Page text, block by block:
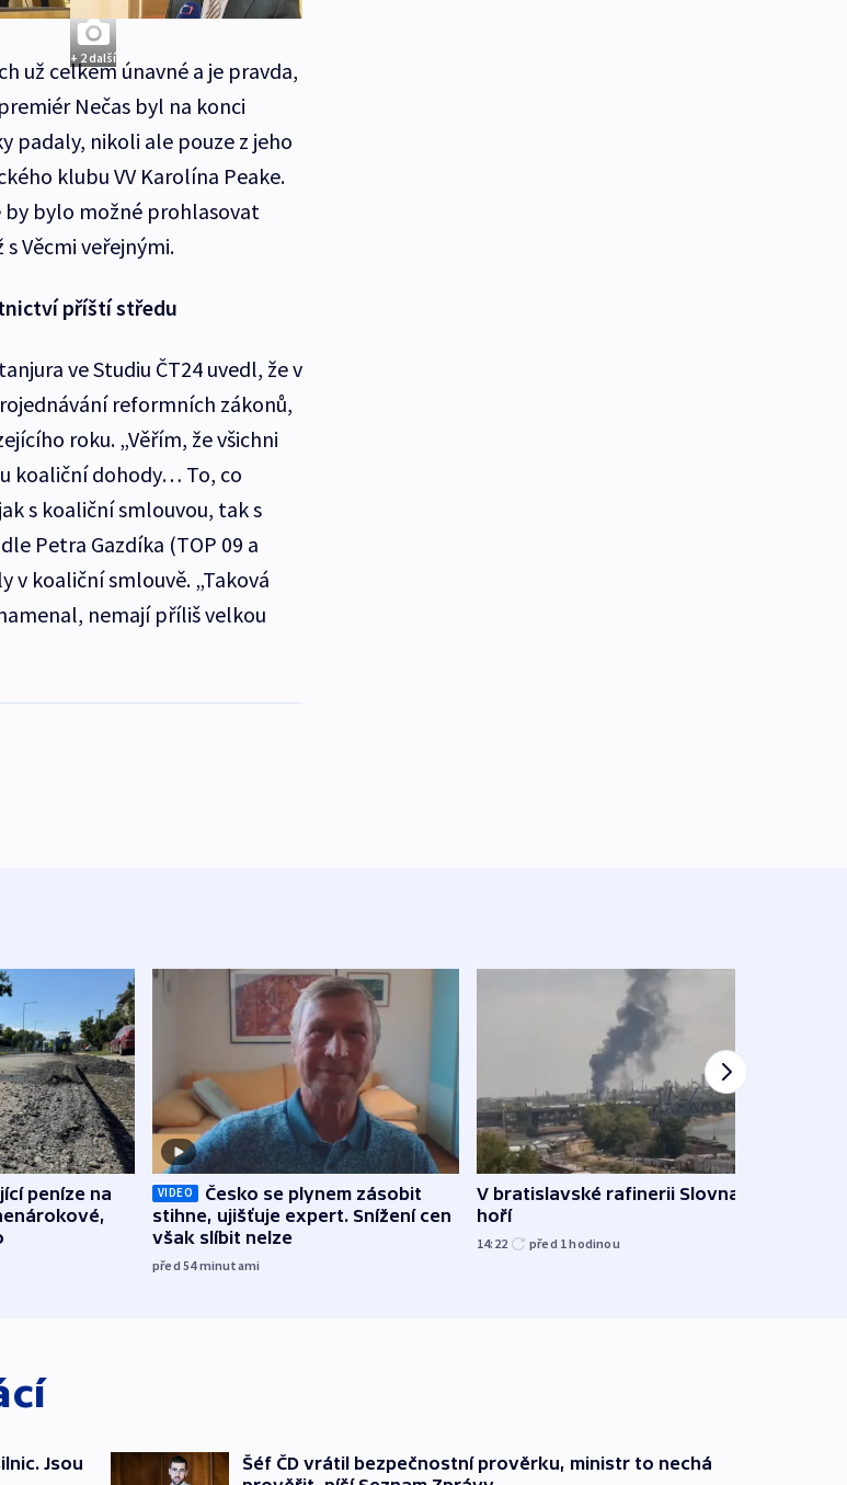
+ 2 další
už celkem únavné a je pravda,
Nečas byl na konci
padaly, nikoli ale pouze z jeho
klubu VV Karolína Peake.
by bylo možné prohlasovat
Věcmi veřejnými.
příští středu
ve Studiu ČT24 uvedl, že v
reformních zákonů,
roku. „Věřím, že všichni
koaliční dohody… To, co
s koaliční smlouvou, tak s
Petra Gazdíka (TOP 09 a
v koaliční smlouvě. „Taková
nemají příliš velkou
peníze na
VIDEO
Česko se plynem zásobit
stihne, ujišťuje expert. Snížení cen
však slíbit nelze
před 54minutami
V bratislavské rafinerii Slovnaft
hoří
14:22 před 1hodinou
Jsou
Šéf ČD vrátil bezpečnostní prověrku, ministr to nechá